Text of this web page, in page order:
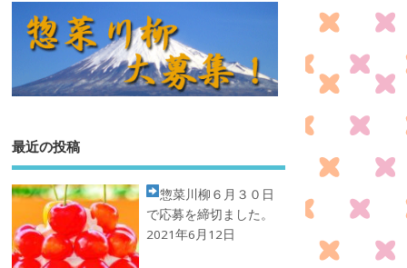
最近の投稿
惣菜川柳 ６月３０日
で応募を締切ました。
2021年6月12日